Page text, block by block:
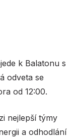
k Balatonu s
odveta se
od 12:00.
nejlepší týmy
a odhodlání